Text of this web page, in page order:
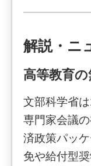
解説・ニ
高等教育
文部科学省
専門家会議
済政策パッ
免や給付型